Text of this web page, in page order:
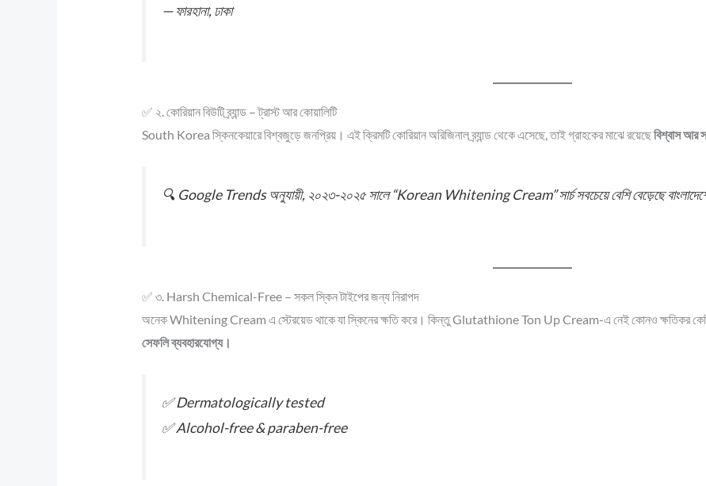
—ফারহানা, ঢাকা
✅ ২. কোরিয়ান বিউটি ব্র্যান্ড – ট্রাস্ট আর কোয়ালিটি
South Korea স্কিনকেয়ারে বিশ্বজুড়ে জনপ্রিয়। এই ক্রিমটি কোরিয়ান অরিজিনাল ব্র্যান্ড থেকে এসেছে, তাই গ্রাহকের মাঝে রয়েছেবিশ্বাস আর
🔍 Google Trends অনুযায়ী, ২০২৩-২০২৫ সালে “Korean Whitening Cream” সার্চ সবচেয়ে বেশি বেড়েছে
✅ ৩. Harsh Chemical-Free – সকল স্কিন টাইপের জন্য নিরাপদ
অনেক Whitening Cream এ স্টেরয়েড থাকে যা স্কিনের ক্ষতি করে। কিন্তু Glutathione Ton Up Cream-এ নেই কোনও ক্ষতিকর
সেফলি ব্যবহারযোগ্য।
✅ Dermatologically tested
✅ Alcohol-free & paraben-free